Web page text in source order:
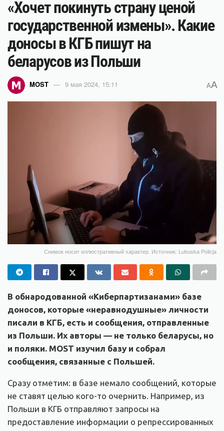
«Хочет покинуть страну ценой
государственной измены». Какие
доносы в КГБ пишут на
беларусов из Польши
MOST 9 мая 2024, 15:11 AA
Снимок носит иллюстративный характер. Источник: Lubuska Policja
В обнародованной «Киберпартизанами» базе
доносов, которые «неравнодушные» личности
писали в КГБ, есть и сообщения, отправленные
из Польши. Их авторы — не только беларусы, но
и поляки. MOST изучил базу и собрал
сообщения, связанные с Польшей.
Сразу отметим: в базе немало сообщений, которые
не ставят целью кого-то очернить. Например, из
Польши в КГБ отправляют запросы на
предоставление информации о репрессированных